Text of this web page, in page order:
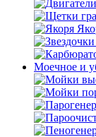
Моечное и